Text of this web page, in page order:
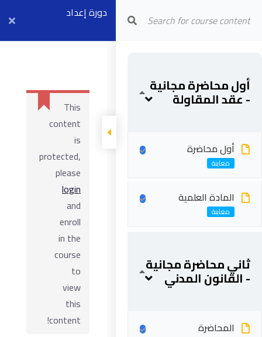
Arab Center for Arbitration
دورة إعداد
مهندسي العقود
الهندسية
أول محاضرة مجانية
- عقد المقاولة
أول محاضرة
المادة العلمية
ثاني محاضرة مجانية
- القانون المدني
المحاضرة
This
content
is
protected,
please
login
and
enroll
in the
course
to
view
this
content!